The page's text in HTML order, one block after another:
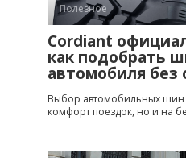
Полезное
Cordiant
как подобрать
автомобиля без
Выбор автомобильных шин
комфорт поездок, но и на